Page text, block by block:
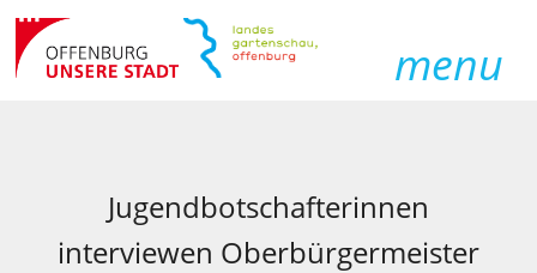
menu
Jugendbotschafterinnen
interviewen Oberbürgermeister